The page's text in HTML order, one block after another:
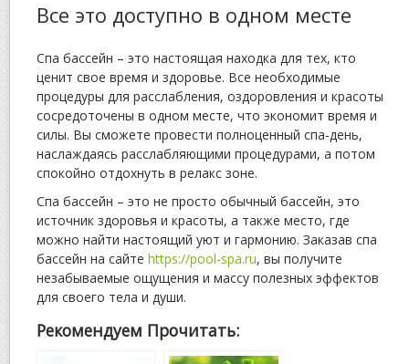
Все это доступно в одном месте
Спа бассейн – это настоящая находка для тех, кто
ценит свое время и здоровье. Все необходимые
процедуры для расслабления, оздоровления и красоты
сосредоточены в одном месте, что экономит время и
силы. Вы сможете провести полноценный спа-день,
наслаждаясь расслабляющими процедурами, а потом
спокойно отдохнуть в релакс зоне.
Спа бассейн – это не просто обычный бассейн, это
источник здоровья и красоты, а также место, где
можно найти настоящий уют и гармонию. Заказав спа
бассейн на сайте https://pool-spa.ru, вы получите
незабываемые ощущения и массу полезных эффектов
для своего тела и души.
Рекомендуем Прочитать: